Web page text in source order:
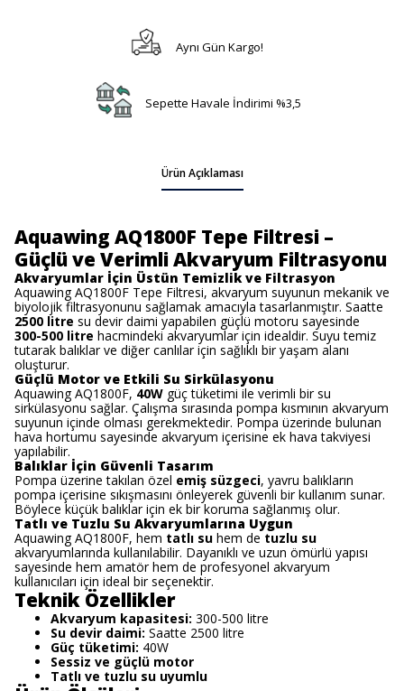
Aynı Gün Kargo!
Sepette Havale İndirimi %3,5
Ürün Açıklaması
Aquawing AQ1800F Tepe Filtresi –
Güçlü ve Verimli Akvaryum Filtrasyonu
Akvaryumlar İçin Üstün Temizlik ve Filtrasyon
Aquawing AQ1800F Tepe Filtresi, akvaryum suyunun mekanik ve
biyolojik filtrasyonunu sağlamak amacıyla tasarlanmıştır. Saatte
2500 litre su devir daimi yapabilen güçlü motoru sayesinde
300-500 litre hacmindeki akvaryumlar için idealdir. Suyu temiz
tutarak balıklar ve diğer canlılar için sağlıklı bir yaşam alanı
oluşturur.
Güçlü Motor ve Etkili Su Sirkülasyonu
Aquawing AQ1800F, 40W güç tüketimi ile verimli bir su
sirkülasyonu sağlar. Çalışma sırasında pompa kısmının akvaryum
suyunun içinde olması gerekmektedir. Pompa üzerinde bulunan
hava hortumu sayesinde akvaryum içerisine ek hava takviyesi
yapılabilir.
Balıklar İçin Güvenli Tasarım
Pompa üzerine takılan özel emiş süzgeci, yavru balıkların
pompa içerisine sıkışmasını önleyerek güvenli bir kullanım sunar.
Böylece küçük balıklar için ek bir koruma sağlanmış olur.
Tatlı ve Tuzlu Su Akvaryumlarına Uygun
Aquawing AQ1800F, hem tatlı su hem de tuzlu su
akvaryumlarında kullanılabilir. Dayanıklı ve uzun ömürlü yapısı
sayesinde hem amatör hem de profesyonel akvaryum
kullanıcıları için ideal bir seçenektir.
Teknik Özellikler
Akvaryum kapasitesi: 300-500 litre
Su devir daimi: Saatte 2500 litre
Güç tüketimi: 40W
Sessiz ve güçlü motor
Tatlı ve tuzlu su uyumlu